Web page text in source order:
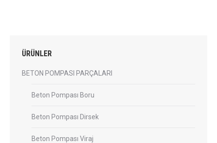
ÜRÜNLER
BETON POMPASI PARÇALARI
Beton Pompası Boru
Beton Pompası Dirsek
Beton Pompası Viraj